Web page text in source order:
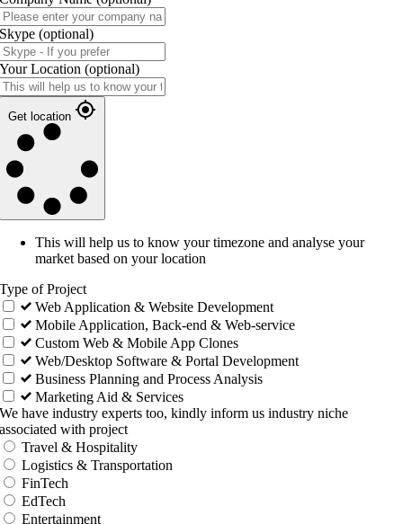
Skype (optional)
Your Location (optional)
Get location
This will help us to know your timezone and analyse your
market based on your location
Type of Project
Web Application & Website Development
Mobile Application, Back-end & Web-service
Custom Web & Mobile App Clones
Web/Desktop Software & Portal Development
Business Planning and Process Analysis
Marketing Aid & Services
We have industry experts too, kindly inform us industry niche
associated with project
Travel & Hospitality
Logistics & Transportation
FinTech
EdTech
Entertainment